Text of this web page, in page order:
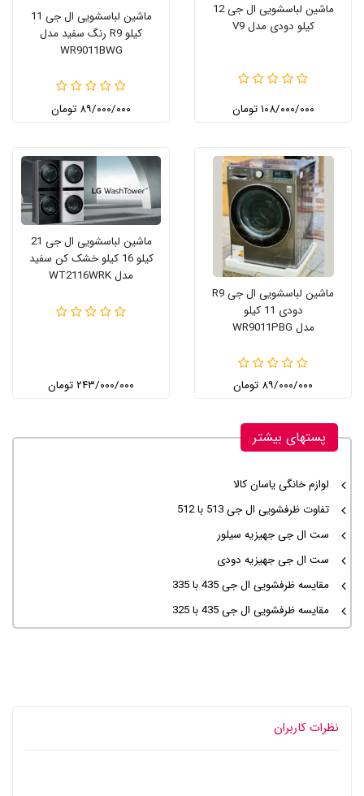
ماشین لباسشویی ال جی 12
کیلو دودی مدل V9
۱۰۸/۰۰۰/۰۰۰ تومان
ماشین لباسشویی ال جی 11
کیلو R9 رنگ سفید مدل
WR9011BWG
۸۹/۰۰۰/۰۰۰ تومان
ماشین لباسشویی ال جی R9
دودی 11 کیلو
مدل WR9011PBG
۸۹/۰۰۰/۰۰۰ تومان
ماشین لباسشویی ال جی 21
کیلو 16 کیلو خشک کن سفید
مدل WT2116WRK
۲۴۳/۰۰۰/۰۰۰ تومان
پستهای بیشتر
لوازم خانگی یاسان کالا
تفاوت ظرفشویی ال جی 513 با 512
ست ال جی جهیزیه سیلور
ست ال جی جهیزیه دودی
مقایسه ظرفشویی ال جی 435 با 335
مقایسه ظرفشویی ال جی 435 با 325
نظرات کاربران